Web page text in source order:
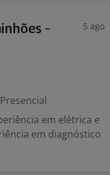
-
5 ago
Presencial
em elétrica e
em diagnóstico